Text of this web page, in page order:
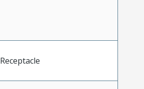
Receptacle